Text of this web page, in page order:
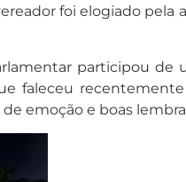
foi elogiado
participou de
faleceu
emoção e boas